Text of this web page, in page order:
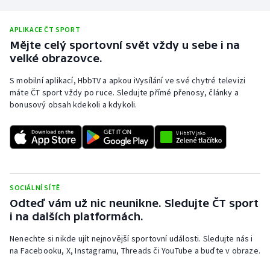
Rychlobruslení
Short track
Sportovní střelba
Triatlon
Veslování
Vodní slalom
APLIKACE ČT SPORT
Mějte celý sportovní svět vždy u sebe i na
velké obrazovce.
S mobilní aplikací, HbbTV a apkou iVysílání ve své chytré televizi
máte ČT sport vždy po ruce. Sledujte přímé přenosy, články a
bonusový obsah kdekoli a kdykoli.
SOCIÁLNÍ SÍTĚ
Odteď vám už nic neunikne. Sledujte ČT sport
i na dalších platformách.
Nenechte si nikde ujít nejnovější sportovní události. Sledujte nás i
na Facebooku, X, Instagramu, Threads či YouTube a buďte v obraze.